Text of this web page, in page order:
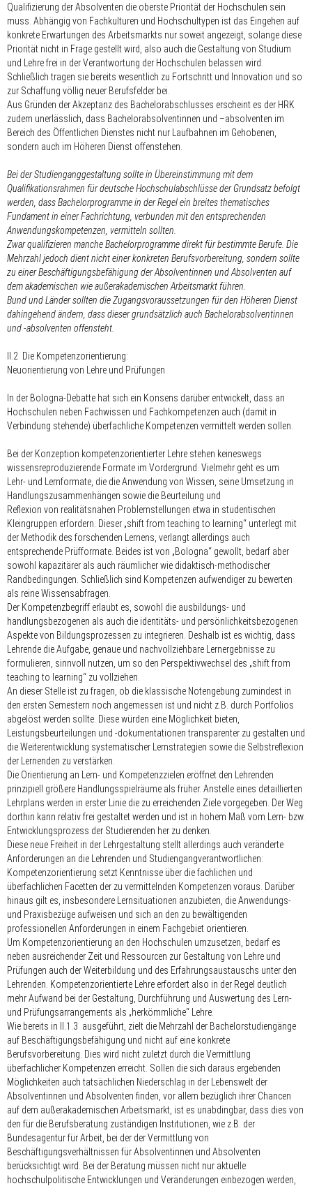
Qualifizierung der Absolventen die oberste Priorität der Hochschulen sein
muss. Abhängig von Fachkulturen und Hochschultypen ist das Eingehen auf
konkrete Erwartungen des Arbeitsmarkts nur soweit angezeigt, solange diese
Priorität nicht in Frage gestellt wird, also auch die Gestaltung von Studium
und Lehre frei in der Verantwortung der Hochschulen belassen wird.
Schließlich tragen sie bereits wesentlich zu Fortschritt und Innovation und so
zur Schaffung völlig neuer Berufsfelder bei.
Aus Gründen der Akzeptanz des Bachelorabschlusses erscheint es der HRK
zudem unerlässlich, dass Bachelorabsolventinnen und –absolventen im
Bereich des Öffentlichen Dienstes nicht nur Laufbahnen im Gehobenen,
sondern auch im Höheren Dienst offenstehen.
Bei der Studienganggestaltung sollte in Übereinstimmung mit dem
Qualifikationsrahmen für deutsche Hochschulabschlüsse der Grundsatz befolgt
werden, dass Bachelorprogramme in der Regel ein breites thematisches
Fundament in einer Fachrichtung, verbunden mit den entsprechenden
Anwendungskompetenzen, vermitteln sollten.
Zwar qualifizieren manche Bachelorprogramme direkt für bestimmte Berufe. Die
Mehrzahl jedoch dient nicht einer konkreten Berufsvorbereitung, sondern sollte
zu einer Beschäftigungsbefähigung der Absolventinnen und Absolventen auf
dem akademischen wie außerakademischen Arbeitsmarkt führen.
Bund und Länder sollten die Zugangsvoraussetzungen für den Höheren Dienst
dahingehend ändern, dass dieser grundsätzlich auch Bachelorabsolventinnen
und -absolventen offensteht.
II.2 Die Kompetenzorientierung:
Neuorientierung von Lehre und Prüfungen
In der Bologna-Debatte hat sich ein Konsens darüber entwickelt, dass an
Hochschulen neben Fachwissen und Fachkompetenzen auch (damit in
Verbindung stehende) überfachliche Kompetenzen vermittelt werden sollen.
Bei der Konzeption kompetenzorientierter Lehre stehen keineswegs
wissensreproduzierende Formate im Vordergrund. Vielmehr geht es um
Lehr- und Lernformate, die die Anwendung von Wissen, seine Umsetzung in
Handlungszusammenhängen sowie die Beurteilung und
Reflexion von realitätsnahen Problemstellungen etwa in studentischen
Kleingruppen erfordern. Dieser „shift from teaching to learning“ unterlegt mit
der Methodik des forschenden Lernens, verlangt allerdings auch
entsprechende Prüfformate. Beides ist von „Bologna“ gewollt, bedarf aber
sowohl kapazitärer als auch räumlicher wie didaktisch-methodischer
Randbedingungen. Schließlich sind Kompetenzen aufwendiger zu bewerten
als reine Wissensabfragen.
Der Kompetenzbegriff erlaubt es, sowohl die ausbildungs- und
handlungsbezogenen als auch die identitäts- und persönlichkeitsbezogenen
Aspekte von Bildungsprozessen zu integrieren. Deshalb ist es wichtig, dass
Lehrende die Aufgabe, genaue und nachvollziehbare Lernergebnisse zu
formulieren, sinnvoll nutzen, um so den Perspektivwechsel des „shift from
teaching to learning“ zu vollziehen.
An dieser Stelle ist zu fragen, ob die klassische Notengebung zumindest in
den ersten Semestern noch angemessen ist und nicht z.B. durch Portfolios
abgelöst werden sollte. Diese würden eine Möglichkeit bieten,
Leistungsbeurteilungen und -dokumentationen transparenter zu gestalten und
die Weiterentwicklung systematischer Lernstrategien sowie die Selbstreflexion
der Lernenden zu verstärken.
Die Orientierung an Lern- und Kompetenzzielen eröffnet den Lehrenden
prinzipiell größere Handlungsspielräume als früher. Anstelle eines detaillierten
Lehrplans werden in erster Linie die zu erreichenden Ziele vorgegeben. Der Weg
dorthin kann relativ frei gestaltet werden und ist in hohem Maß vom Lern- bzw.
Entwicklungsprozess der Studierenden her zu denken.
Diese neue Freiheit in der Lehrgestaltung stellt allerdings auch veränderte
Anforderungen an die Lehrenden und Studiengangverantwortlichen:
Kompetenzorientierung setzt Kenntnisse über die fachlichen und
überfachlichen Facetten der zu vermittelnden Kompetenzen voraus. Darüber
hinaus gilt es, insbesondere Lernsituationen anzubieten, die Anwendungs-
und Praxisbezüge aufweisen und sich an den zu bewältigenden
professionellen Anforderungen in einem Fachgebiet orientieren.
Um Kompetenzorientierung an den Hochschulen umzusetzen, bedarf es
neben ausreichender Zeit und Ressourcen zur Gestaltung von Lehre und
Prüfungen auch der Weiterbildung und des Erfahrungsaustauschs unter den
Lehrenden. Kompetenzorientierte Lehre erfordert also in der Regel deutlich
mehr Aufwand bei der Gestaltung, Durchführung und Auswertung des Lern-
und Prüfungsarrangements als „herkömmliche“ Lehre.
Wie bereits in II.1.3 ausgeführt, zielt die Mehrzahl der Bachelorstudiengänge
auf Beschäftigungsbefähigung und nicht auf eine konkrete
Berufsvorbereitung. Dies wird nicht zuletzt durch die Vermittlung
überfachlicher Kompetenzen erreicht. Sollen die sich daraus ergebenden
Möglichkeiten auch tatsächlichen Niederschlag in der Lebenswelt der
Absolventinnen und Absolventen finden, vor allem bezüglich ihrer Chancen
auf dem außerakademischen Arbeitsmarkt, ist es unabdingbar, dass dies von
den für die Berufsberatung zuständigen Institutionen, wie z.B. der
Bundesagentur für Arbeit, bei der der Vermittlung von
Beschäftigungsverhältnissen für Absolventinnen und Absolventen
berücksichtigt wird. Bei der Beratung müssen nicht nur aktuelle
hochschulpolitische Entwicklungen und Veränderungen einbezogen werden,